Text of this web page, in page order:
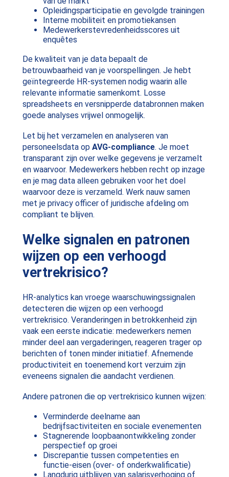
Opleidingsparticipatie en gevolgde trainingen
Interne mobiliteit en promotiekansen
Medewerkerstevredenheidsscores uit
enquêtes
De kwaliteit van je data bepaalt de
betrouwbaarheid van je voorspellingen. Je hebt
geïntegreerde HR-systemen nodig waarin alle
relevante informatie samenkomt. Losse
spreadsheets en versnipperde databronnen maken
goede analyses vrijwel onmogelijk.
Let bij het verzamelen en analyseren van
personeelsdata op AVG-compliance. Je moet
transparant zijn over welke gegevens je verzamelt
en waarvoor. Medewerkers hebben recht op inzage
en je mag data alleen gebruiken voor het doel
waarvoor deze is verzameld. Werk nauw samen
met je privacy officer of juridische afdeling om
compliant te blijven.
Welke signalen en patronen
wijzen op een verhoogd
vertrekrisico?
HR-analytics kan vroege waarschuwingssignalen
detecteren die wijzen op een verhoogd
vertrekrisico. Veranderingen in betrokkenheid zijn
vaak een eerste indicatie: medewerkers nemen
minder deel aan vergaderingen, reageren trager op
berichten of tonen minder initiatief. Afnemende
productiviteit en toenemend kort verzuim zijn
eveneens signalen die aandacht verdienen.
Andere patronen die op vertrekrisico kunnen wijzen:
Verminderde deelname aan
bedrijfsactiviteiten en sociale evenementen
Stagnerende loopbaanontwikkeling zonder
perspectief op groei
Discrepantie tussen competenties en
functie-eisen (over- of onderkwalificatie)
Langdurig uitblijven van salarisverhoging of